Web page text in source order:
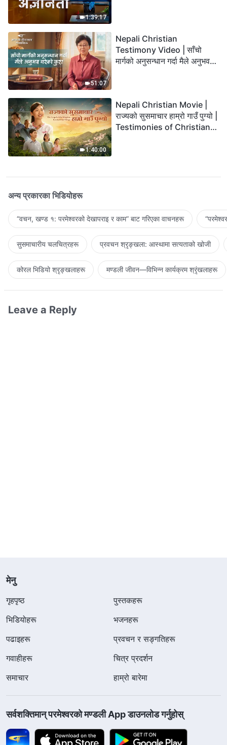
1:39:17
51:07
Nepali Christian
Testimony Video | साँचो
मार्गको अनुसन्धान गर्दा मैले अनुभव
1:40:00
Nepali Christian Movie |
राज्यको सुसमाचार हाम्रो गाउँ पुग्यो |
Testimonies of Christians
अन्य प्रकारका भिडियोहरू
“वचन, खण्ड १: परमेश्‍वरको देखापराइ र काम” बाट गरिएका वाचनहरू
सुसमाचारीय चलचित्रहरू प्रवचन श्रृङ्खला: आस्थामा सत्यताको खोजी
कोरल भिडियो श्रृङ्खलाहरू मण्डली जीवन—विभिन्‍न कार्यक्रम श्रृंखलाहरू
Leave a Reply
मेनु
गृहपृष्ठ
पुस्तकहरू
भिडियोहरू
भजनहरू
पढाइहरू
प्रवचन र सङ्गतिहरू
गवाहीहरू
चित्र प्रदर्शन
समाचार
हाम्रो बारेमा
सर्वशक्तिमान्‌ परमेश्‍वरको मण्डली App डाउनलोड गर्नुहोस्